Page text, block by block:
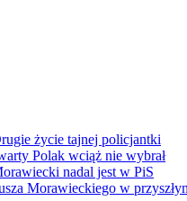
życie tajnej policjantki
Polak wciąż nie wybrał
nadal jest w PiS
Morawieckiego w